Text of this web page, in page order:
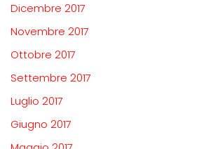
Dicembre 2017
Novembre 2017
Ottobre 2017
Settembre 2017
Luglio 2017
Giugno 2017